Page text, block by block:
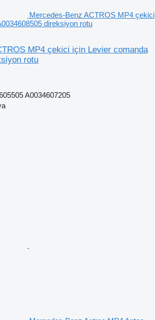
Mercedes-Benz ACTROS MP4 çekici
direksiyon rotu
MP4 çekici için Levier comanda
rotu
A0034607205